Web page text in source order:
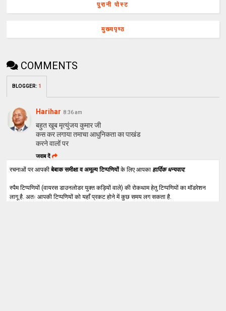
पुरानी पोस्ट
मुख्यपृष्ठ
COMMENTS
BLOGGER: 1
Harihar 8:36 am
बहुत खूब मृत्युंजय कुमार जी
कस कर लगाया तमाचा आधुनिकता का पाखंड
करने वालों पर
जवाब दें
रचनाओं पर आपकीबेबाक समीक्षा व अमूल्य टिप्पणियोंके लिए आपका हार्दिक धन्यवाद.
स्पैम टिप्पणियों (वायरस डाउनलोडर युक्त कड़ियों वाले) की रोकथाम हेतु टिप्पणियों का मॉडरेशन
लागू है. अतः आपकी टिप्पणियों को यहाँ प्रकट होने में कुछ समय लग सकता है.